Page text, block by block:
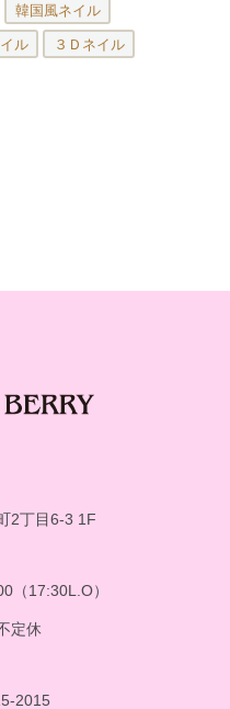
韓国風ネイル
ル ３Ｄネイル
2丁目6-3 1F
（17:30L.O）
定休
2015